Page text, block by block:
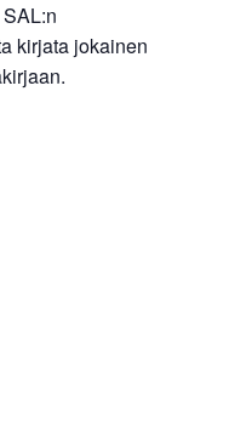
kirjata jokainen